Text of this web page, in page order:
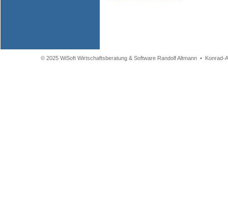
© 2025 WiSoft Wirtschaftsberatung & Software Randolf Altmann •